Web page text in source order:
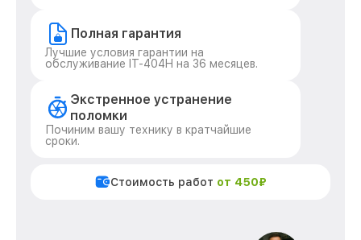
Полная гарантия
Лучшие условия гарантии на
обслуживание IT-404H на 36 месяцев.
Экстренное устранение
поломки
Починим вашу технику в кратчайшие
сроки.
Стоимость работ от 450₽